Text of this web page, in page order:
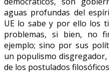
aguas profundas del
UE lo sabe y por ello los
problemas, si bien, no
ejemplo; sino por sus
un populismo
de los postulados filosóficos